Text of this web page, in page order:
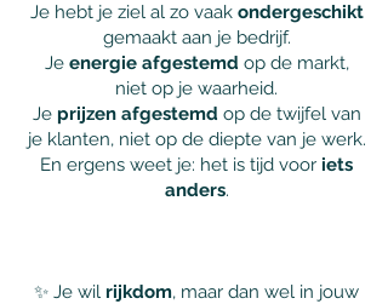
Je hebt je ziel al zo vaak ondergeschikt
gemaakt aan je bedrijf.
Je energie afgestemd op de markt,
niet op je waarheid.
Je prijzen afgestemd op de twijfel van
je klanten, niet op de diepte van je werk.
En ergens weet je: het is tijd voor iets
anders.
✨ Je wil rijkdom, maar dan wel in jouw